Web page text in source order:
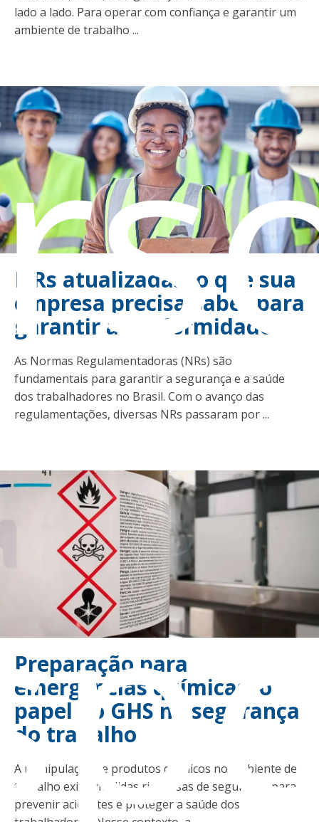
lado a lado. Para operar com confiança e garantir um
ambiente de trabalho ...
NRs atualizadas: o que sua
empresa precisa saber para
garantir a conformidade
As Normas Regulamentadoras (NRs) são
fundamentais para garantir a segurança e a saúde
dos trabalhadores no Brasil. Com o avanço das
regulamentações, diversas NRs passaram por ...
Preparação para
emergências químicas: o
papel do GHS na segurança
do trabalho
A manipulação de produtos químicos no ambiente de
trabalho exige medidas rigorosas de segurança para
prevenir acidentes e proteger a saúde dos